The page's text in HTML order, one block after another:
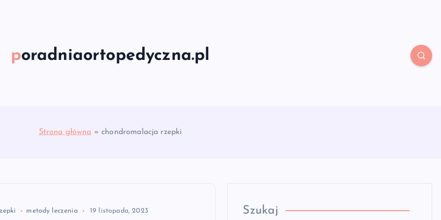
poradniaortopedyczna.pl
Strona główna »chondromalacja rzepki
metody leczenia 19 listopada, 2023 Szukaj